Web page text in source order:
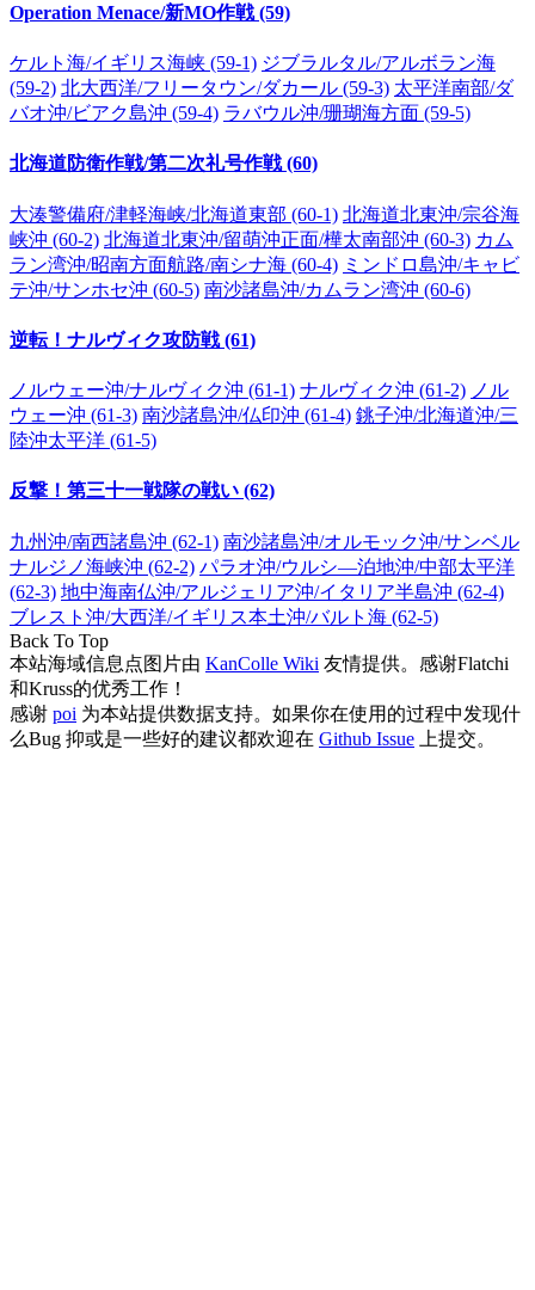
Operation Menace/新MO作戦 (59)
ケルト海/イギリス海峡 (59-1) ジブラルタル/アルボラン海
(59-2) 北大西洋/フリータウン/ダカール (59-3) 太平洋南部/ダ
バオ沖/ビアク島沖 (59-4) ラバウル沖/珊瑚海方面 (59-5)
北海道防衛作戦/第二次礼号作戦 (60)
大湊警備府/津軽海峡/北海道東部 (60-1) 北海道北東沖/宗谷海
峡沖 (60-2) 北海道北東沖/留萌沖正面/樺太南部沖 (60-3) カム
ラン湾沖/昭南方面航路/南シナ海 (60-4) ミンドロ島沖/キャビ
テ沖/サンホセ沖 (60-5) 南沙諸島沖/カムラン湾沖 (60-6)
逆転！ナルヴィク攻防戦 (61)
ノルウェー沖/ナルヴィク沖 (61-1) ナルヴィク沖 (61-2) ノル
ウェー沖 (61-3) 南沙諸島沖/仏印沖 (61-4) 銚子沖/北海道沖/三
陸沖太平洋 (61-5)
反撃！第三十一戦隊の戦い (62)
九州沖/南西諸島沖 (62-1) 南沙諸島沖/オルモック沖/サンベル
ナルジノ海峡沖 (62-2) パラオ沖/ウルシ―泊地沖/中部太平洋
(62-3) 地中海南仏沖/アルジェリア沖/イタリア半島沖 (62-4)
ブレスト沖/大西洋/イギリス本土沖/バルト海 (62-5)
Back To Top
本站海域信息点图片由 KanColle Wiki 友情提供。感谢Flatchi
和Kruss的优秀工作！
感谢 poi 为本站提供数据支持。如果你在使用的过程中发现什
么Bug 抑或是一些好的建议都欢迎在 Github Issue 上提交。